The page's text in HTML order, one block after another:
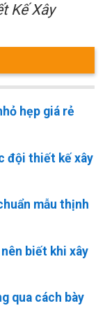
Kế Xây
hẹp giá rẻ
đội thiết kế xây
mẫu thịnh
biết khi xây
qua cách bày